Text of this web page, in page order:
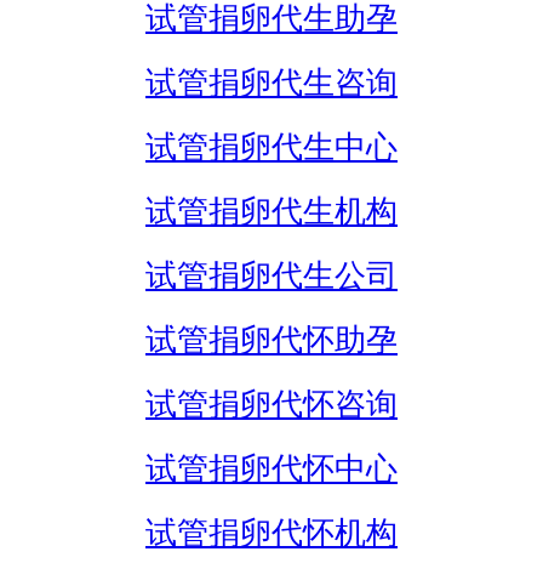
试管捐卵代生助孕
试管捐卵代生咨询
试管捐卵代生中心
试管捐卵代生机构
试管捐卵代生公司
试管捐卵代怀助孕
试管捐卵代怀咨询
试管捐卵代怀中心
试管捐卵代怀机构